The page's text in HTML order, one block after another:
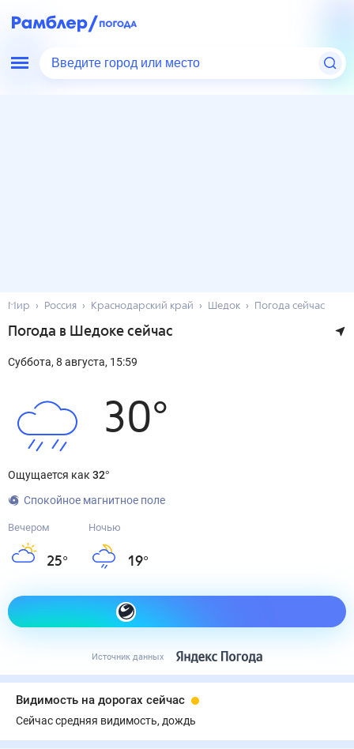
Введите город или место
Мир Россия Краснодарский край Шедок Погода сейчас
Погода в Шедоке сейчас
Суббота, 8 августа, 15:59
30°
Ощущается как 32°
Спокойное магнитное поле
Вечером
25°
Ночью
19°
Как одеться сегодня
Источник данных
Видимость на дорогах сейчас
Сейчас средняя видимость, дождь